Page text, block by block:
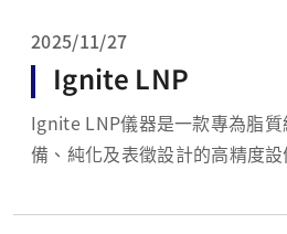
2025/11/27
Ignite LNP
Ignite LNP儀器是一款專為脂
備、純化及表徵設計的高精度
重要的藥物載體，能夠有效包